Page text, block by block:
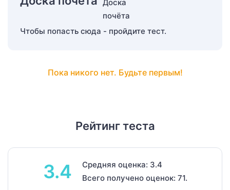
Чтобы попасть сюда - пройдите тест.
Пока никого нет. Будьте первым!
Рейтинг теста
3.4
Средняя оценка: 3.4
Всего получено оценок: 71.